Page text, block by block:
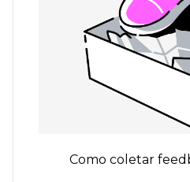
Como coletar